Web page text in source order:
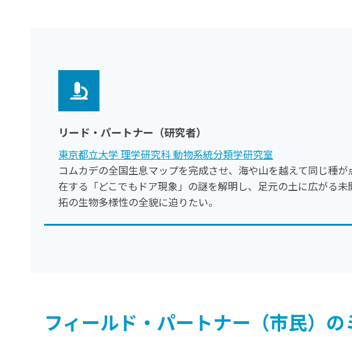
リード・パートナー（研究者）
東京都立大学 理学研究科 動物系統分類学研究室
コムカデの全国生息マップを完成させ、海や山を越えて同じ種が
在する「どこでもドア現象」の謎を解明し、足元の土に広がる未
拓の生物多様性の全貌に迫りたい。
フィールド・パートナー（市民）の